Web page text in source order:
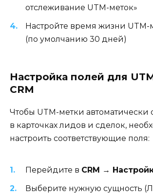
отслеживание UTM-меток»
Настройте время жизни UTM-
(по умолчанию 30 дней)
Настройка полей для
CRM
Чтобы UTM-метки автоматически
в карточках лидов и сделок,
настроить соответствующие поля:
Перейдите в CRM →
Выберите нужную сущность